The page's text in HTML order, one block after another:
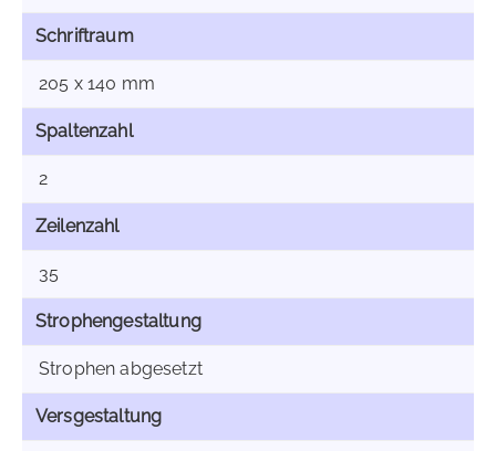
Schriftraum
205 x 140 mm
Spaltenzahl
2
Zeilenzahl
35
Strophengestaltung
Strophen abgesetzt
Versgestaltung